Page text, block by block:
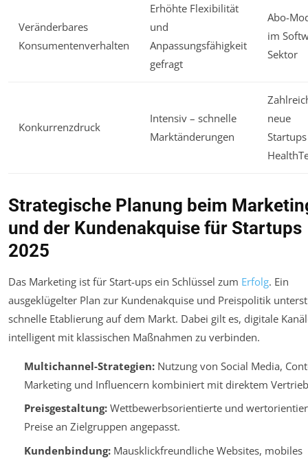
Veränderbares
Konsumentenverhalten
Erhöhte Flexibilität
und
Anpassungsfähigkeit
gefragt
Abo-
im
Sektor
Konkurrenzdruck
Intensiv – schnelle
Marktänderungen
neue
Strategische Planung beim
und der Kundenakquise für Startups
2025
Das Marketing ist für Start-ups ein Schlüssel zum Erfolg. Ein
ausgeklügelter Plan zur Kundenakquise und Preispolitik
schnelle Etablierung auf dem Markt. Dabei gilt es, digitale
intelligent mit klassischen Maßnahmen zu verbinden.
Multichannel-Strategien:Nutzung von Social Media,
Marketing und Influencern kombiniert mit direktem
Preisgestaltung:Wettbewerbsorientierte und
Preise an Zielgruppen angepasst.
Kundenbindung:Mausklickfreundliche Websites, mobiles